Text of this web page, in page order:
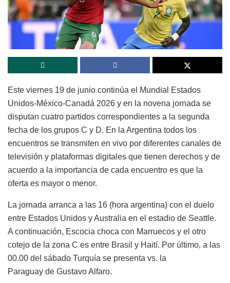
Este viernes 19 de junio continúa el Mundial Estados
Unidos-México-Canadá 2026 y en la novena jornada se
disputan cuatro partidos correspondientes a la segunda
fecha de los grupos C y D. En la Argentina todos los
encuentros se transmiten en vivo por diferentes canales de
televisión y plataformas digitales que tienen derechos y de
acuerdo a la importancia de cada encuentro es que la
oferta es mayor o menor.
La jornada arranca a las 16 (hora argentina) con el duelo
entre Estados Unidos y Australia en el estadio de Seattle.
A continuación, Escocia choca con Marruecos y el otro
cotejo de la zona C es entre Brasil y Haití. Por último, a las
00.00 del sábado Turquía se presenta vs. la
Paraguay de Gustavo Alfaro.